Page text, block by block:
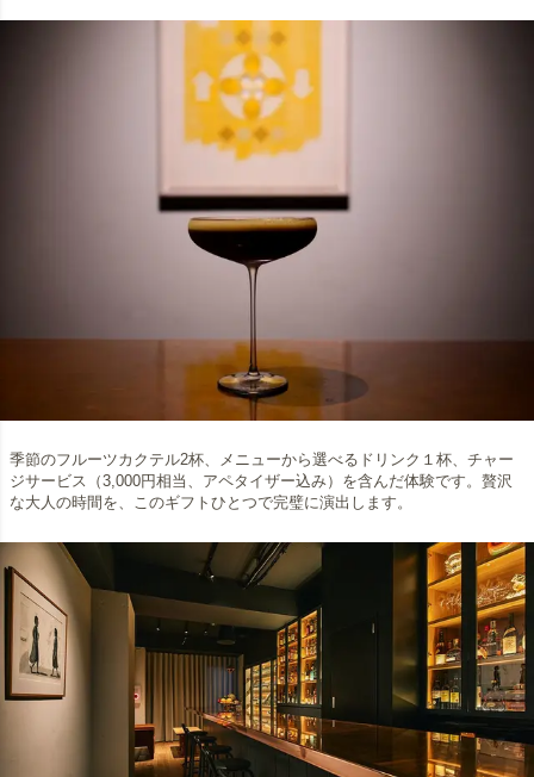
季節のフルーツカクテル2杯、メニューから選べるドリンク１杯、チャー
ジサービス（3,000円相当、アペタイザー込み）を含んだ体験です。贅沢
な大人の時間を、このギフトひとつで完璧に演出します。